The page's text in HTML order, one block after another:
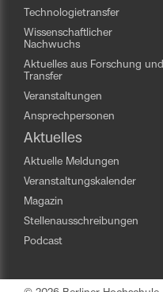
Technologietransfer
Wissenschaftlicher
Nachwuchs
Aktuelles aus Forschung und
Transfer
Veranstaltungen
Ansprechpersonen
Aktuelles
Aktuelle Meldungen
Veranstaltungskalender
Magazin
Stellenausschreibungen
Podcast